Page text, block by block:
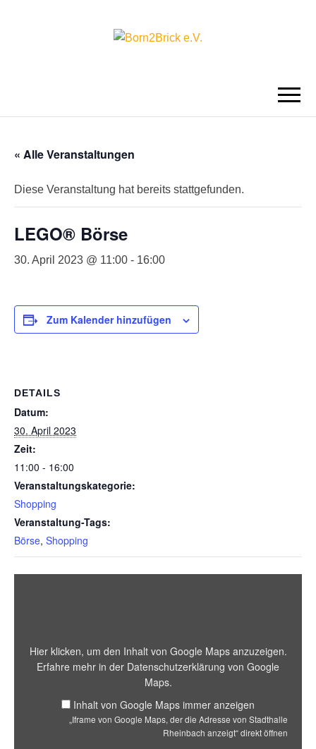
E.V.
« Alle Veranstaltungen
Diese Veranstaltung hat bereits stattgefunden.
LEGO® Börse
30. April 2023 @ 11:00 - 16:00
Zum Kalender hinzufügen
DETAILS
Datum:
30. April 2023
Zeit:
11:00 - 16:00
Veranstaltungskategorie:
Shopping
Veranstaltung-Tags:
Börse, Shopping
Hier klicken, um den Inhalt von Google Maps anzuzeigen.
Erfahre mehr in der Datenschutzerklärung von Google
Maps.
Inhalt von Google Maps immer anzeigen
„Iframe von Google Maps, der die Adresse von Stadthalle
Rheinbach anzeigt“ direkt öffnen